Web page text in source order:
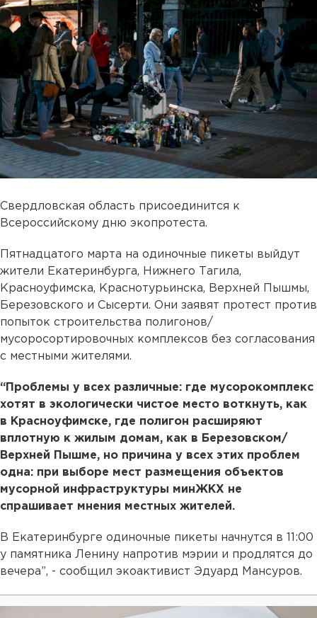
Свердловская область присоединится к
Всероссийскому дню экопротеста.
Пятнадцатого марта на одиночные пикеты выйдут
жители Екатеринбурга, Нижнего Тагила,
Красноуфимска, Краснотурьинска, Верхней Пышмы,
Березовского и Сысерти. Они заявят протест против
попыток строительства полигонов/
мусоросортировочных комплексов без согласования
с местными жителями.
“Проблемы у всех различные: где мусорокомплекс
хотят в экологически чистое место воткнуть, как
в Красноуфимске, где полигон расширяют
вплотную к жилым домам, как в Березовском/
Верхней Пышме, но причина у всех этих проблем
одна: при выборе мест размещения объектов
мусорной инфраструктуры минЖКХ не
спрашивает мнения местных жителей.
В Екатеринбурге одиночные пикеты начнутся в 11:00
у памятника Ленину напротив мэрии и продлятся до
вечера”, - сообщил экоактивист Эдуард Мансуров.